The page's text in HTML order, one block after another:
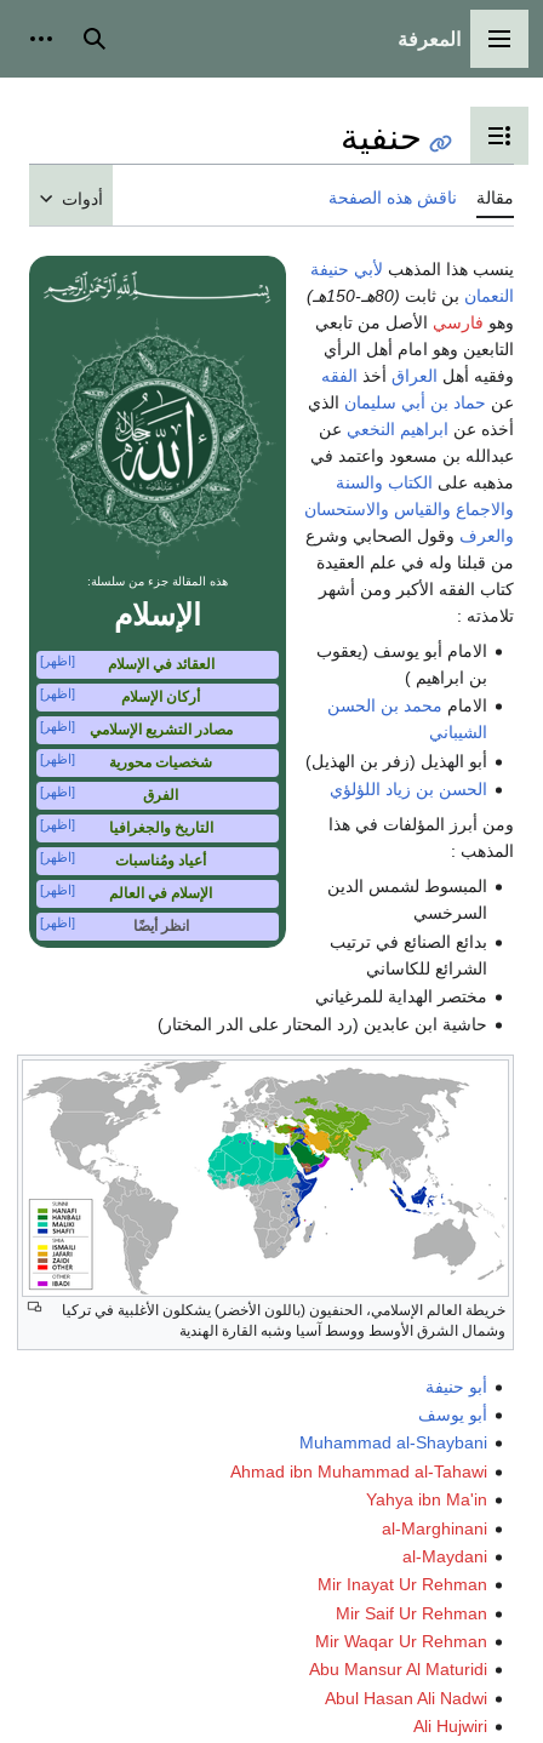
القائمة الرئيسية
المعرفة بحث
تبديل عرض جدول المحتويات
حنفية
مقالة ناقش هذه الصفحة أدوات
هذه المقالة جزء من سلسلة:
الإسلام
العقائد في الإسلام [اظهر]
أركان الإسلام [اظهر]
مصادر التشريع الإسلامي [اظهر]
شخصيات محورية [اظهر]
الفرق [اظهر]
التاريخ والجغرافيا [اظهر]
أعياد ومُناسبات [اظهر]
الإسلام في العالم [اظهر]
انظر أيضًا [اظهر]
ينسب هذا المذهب لأبي حنيفة
النعمان بن ثابت (80هـ-150هـ)
وهو فارسي الأصل من تابعي
التابعين وهو امام أهل الرأي
وفقيه أهل العراق أخذ الفقه
عن حماد بن أبي سليمان الذي
أخذه عن ابراهيم النخعي عن
عبدالله بن مسعود واعتمد في
مذهبه على الكتاب والسنة
والاجماع والقياس والاستحسان
والعرف وقول الصحابي وشرع
من قبلنا وله في علم العقيدة
كتاب الفقه الأكبر ومن أشهر
تلامذته :
الامام أبو يوسف (يعقوب
بن ابراهيم )
الامام محمد بن الحسن
الشيباني
أبو الهذيل (زفر بن الهذيل)
الحسن بن زياد اللؤلؤي
ومن أبرز المؤلفات في هذا
المذهب :
المبسوط لشمس الدين
السرخسي
بدائع الصنائع في ترتيب
الشرائع للكاساني
مختصر الهداية للمرغياني
حاشية ابن عابدين (رد المحتار على الدر المختار)
خريطة العالم الإسلامي، الحنفيون (باللون الأخضر) يشكلون الأغلبية في تركيا
وشمال الشرق الأوسط ووسط آسيا وشبه القارة الهندية
أبو حنيفة
أبو يوسف
Muhammad al-Shaybani
Ahmad ibn Muhammad al-Tahawi
Yahya ibn Ma'in
al-Marghinani
al-Maydani
Mir Inayat Ur Rehman
Mir Saif Ur Rehman
Mir Waqar Ur Rehman
Abu Mansur Al Maturidi
Abul Hasan Ali Nadwi
Ali Hujwiri